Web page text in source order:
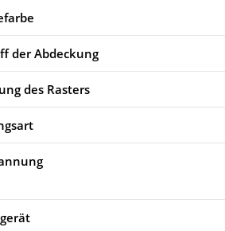
der Abdeckung
des Rasters